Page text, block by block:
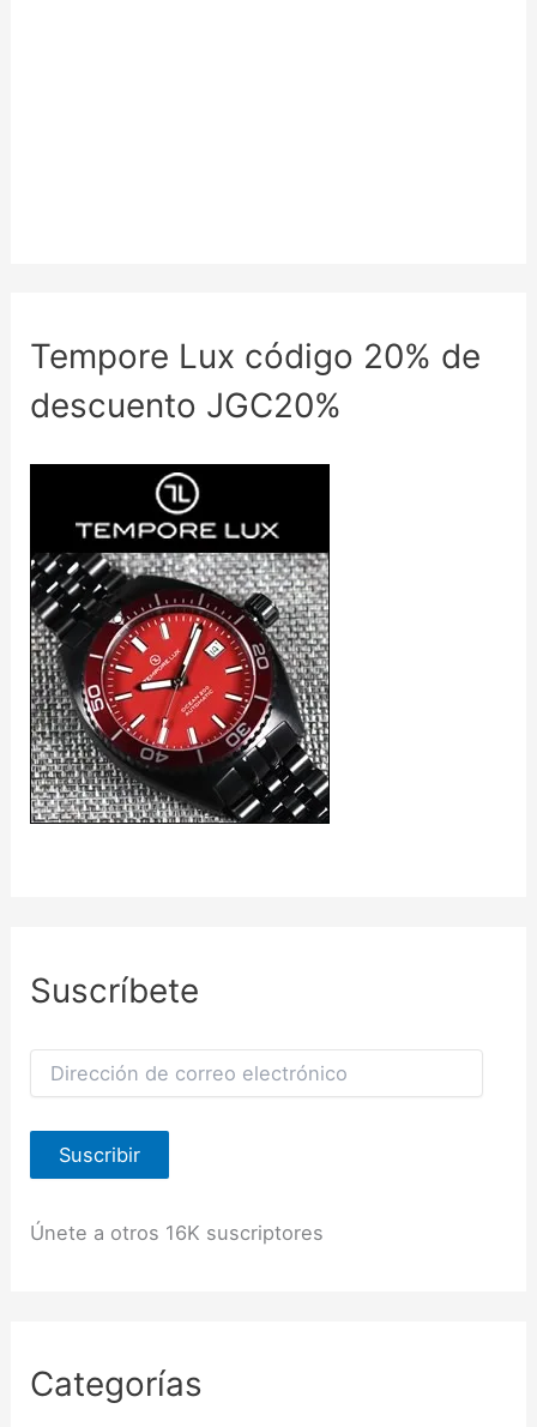
Tempore Lux código 20% de
descuento JGC20%
Suscríbete
e
c
ó
r
r
Suscribir
Únete a otros 16K suscriptores
Categorías